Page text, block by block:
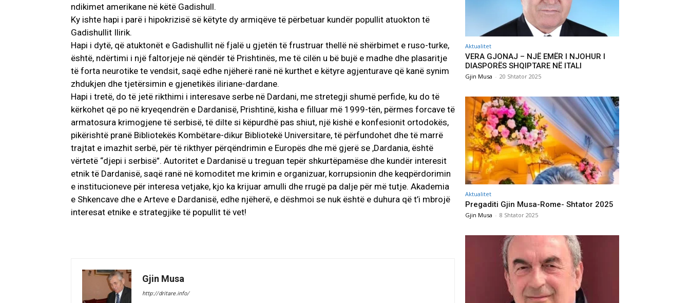
ndikimet amerikane në këtë Gadishull.
Ky ishte hapi i parë i hipokrizisë së këtyte dy armiqëve të përbetuar kundër popullit atuokton të
Gadishullit Ilirik.
Hapi i dytë, që atuktonët e Gadishullit në fjalë u gjetën të frustruar thellë në shërbimet e ruso-turke,
është, ndërtimi i një faltorjeje në qëndër të Prishtinës, me të cilën u bë bujë e madhe dhe plasaritje
të forta neurotike te vendsit, saqë edhe njëherë ranë në kurthet e këtyre agjenturave që kanë synim
zhdukjen dhe tjetërsimin e gjenetikës iliriane-dardane.
Hapi i tretë, do të jetë rikthimi i interesave serbe në Dardani, me stretegji shumë perfide, ku do të
kërkohet që po në kryeqendrën e Dardanisë, Prishtinë, kisha e filluar më 1999-tën, përmes forcave të
armatosura krimogjene të serbisë, të dilte si këpurdhë pas shiut, një kishë e konfesionit ortodokës,
pikërishtë pranë Bibliotekës Kombëtare-dikur Bibliotekë Universitare, të përfundohet dhe të marrë
trajtat e imazhit serbë, për të rikthyer përqëndrimin e Europës dhe më gjerë se ,Dardania, është
vërtetë “djepi i serbisë”. Autoritet e Dardanisë u treguan tepër shkurtëpamëse dhe kundër interesit
etnik të Dardanisë, saqë ranë në komoditet me krimin e organizuar, korrupsionin dhe keqpërdorimin
e institucioneve për interesa vetjake, kjo ka krijuar amulli dhe rrugë pa dalje për më tutje. Akademia
e Shkencave dhe e Arteve e Dardanisë, edhe njëherë, e dëshmoi se nuk është e duhura që t’i mbrojë
interesat etnike e strategjike të popullit të vet!
Gjin Musa
http://dritare.info/
Aktualitet
VERA GJONAJ – NJË EMËR I NJOHUR I
DIASPORËS SHQIPTARE NË ITALI
Gjin Musa - 20 Shtator 2025
Aktualitet
Pregaditi Gjin Musa-Rome- Shtator 2025
Gjin Musa - 8 Shtator 2025